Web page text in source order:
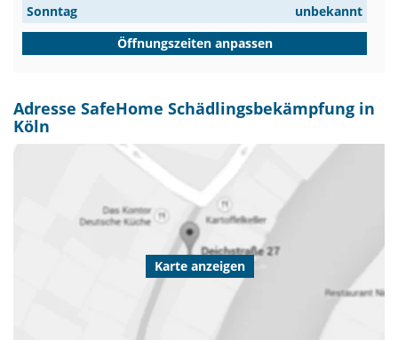
Sonntag
unbekannt
Öffnungszeiten anpassen
Adresse SafeHome Schädlingsbekämpfung in
Köln
Karte anzeigen